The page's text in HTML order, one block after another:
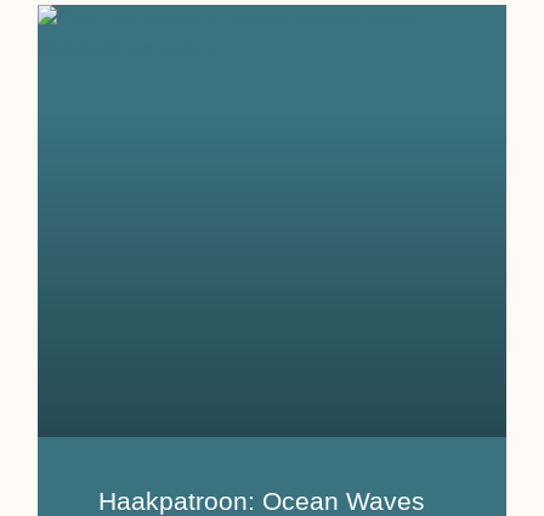
Haakpatroon: Ocean Waves